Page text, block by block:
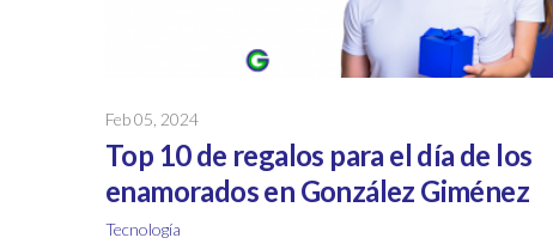
Feb 05, 2024
Top 10 de regalos para el día de los
enamorados en González Giménez
Tecnología